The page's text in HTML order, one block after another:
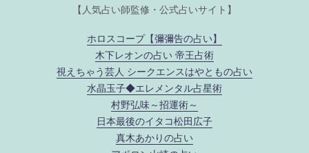
【人気占い師監修・公式占いサイト】
ホロスコープ【彌彌告の占い】
木下レオンの占い 帝王占術
視えちゃう芸人 シークエンスはやともの占い
水晶玉子◆エレメンタル占星術
村野弘味～招運術～
日本最後のイタコ松田広子
真木あかりの占い